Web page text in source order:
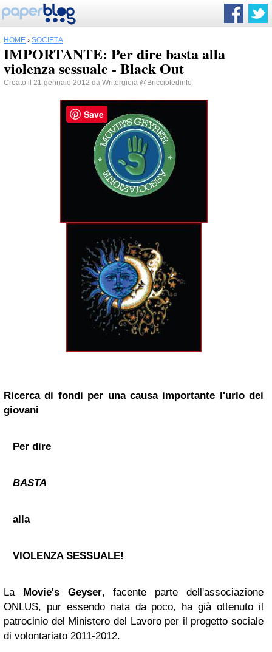
HOME › SOCIETÀ
IMPORTANTE: Per dire basta alla
violenza sessuale - Black Out
Creato il 21 gennaio 2012 da Writergioia @Briccioledinfo
Ricerca di fondi per una causa importante l'urlo dei
giovani
Per dire
BASTA
alla
VIOLENZA SESSUALE!
La Movie's Geyser, facente parte dell'associazione
ONLUS, pur essendo nata da poco, ha già ottenuto il
patrocinio del Ministero del Lavoro per il progetto sociale
di volontariato 2011-2012.
Save